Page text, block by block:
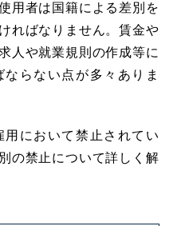
用者は国籍による差別を
ればなりません。賃金や
人や就業規則の作成等に
らない点が多々ありま
において禁止されてい
の禁止について詳しく解